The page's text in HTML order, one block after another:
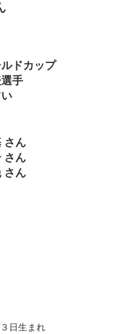
ドカップ
手
さん
さん
さん
日生まれ